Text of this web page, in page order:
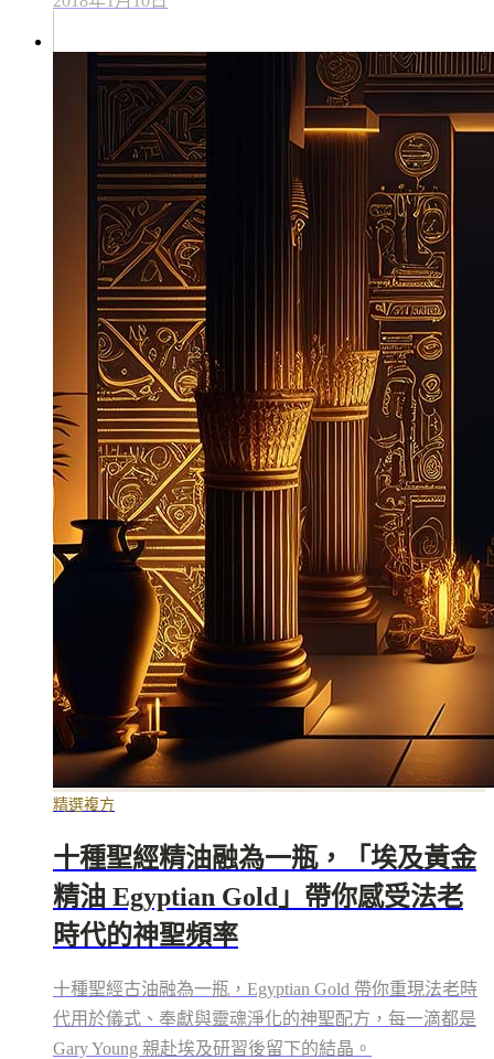
精選複方
十種聖經精油融為一瓶，「埃及黃金
精油 Egyptian Gold」帶你感受法老
時代的神聖頻率
十種聖經古油融為一瓶，Egyptian Gold 帶你重現法老時
代用於儀式、奉獻與靈魂淨化的神聖配方，每一滴都是
Gary Young 親赴埃及研習後留下的結晶。